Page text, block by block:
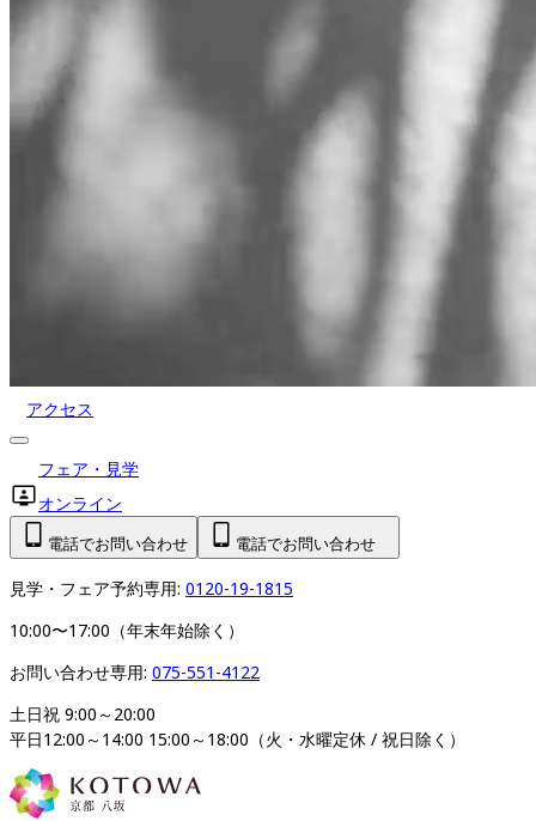
アクセス
フェア・見学
オンライン
電話でお問い合わせ 電話でお問い合わせ
見学・フェア予約専用: 0120-19-1815
10:00〜17:00（年末年始除く）
お問い合わせ専用: 075-551-4122
土日祝 9:00～20:00
平日12:00～14:00 15:00～18:00（火・水曜定休 / 祝日除く）